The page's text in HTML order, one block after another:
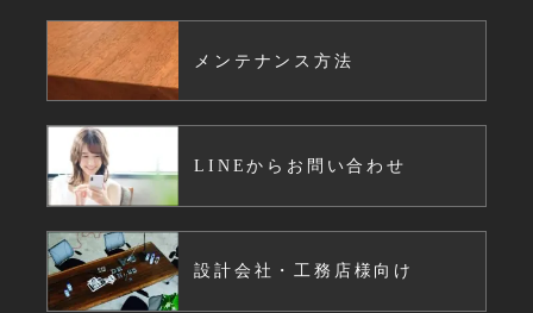
メンテナンス方法
LINEからお問い合わせ
設計会社・工務店様向け